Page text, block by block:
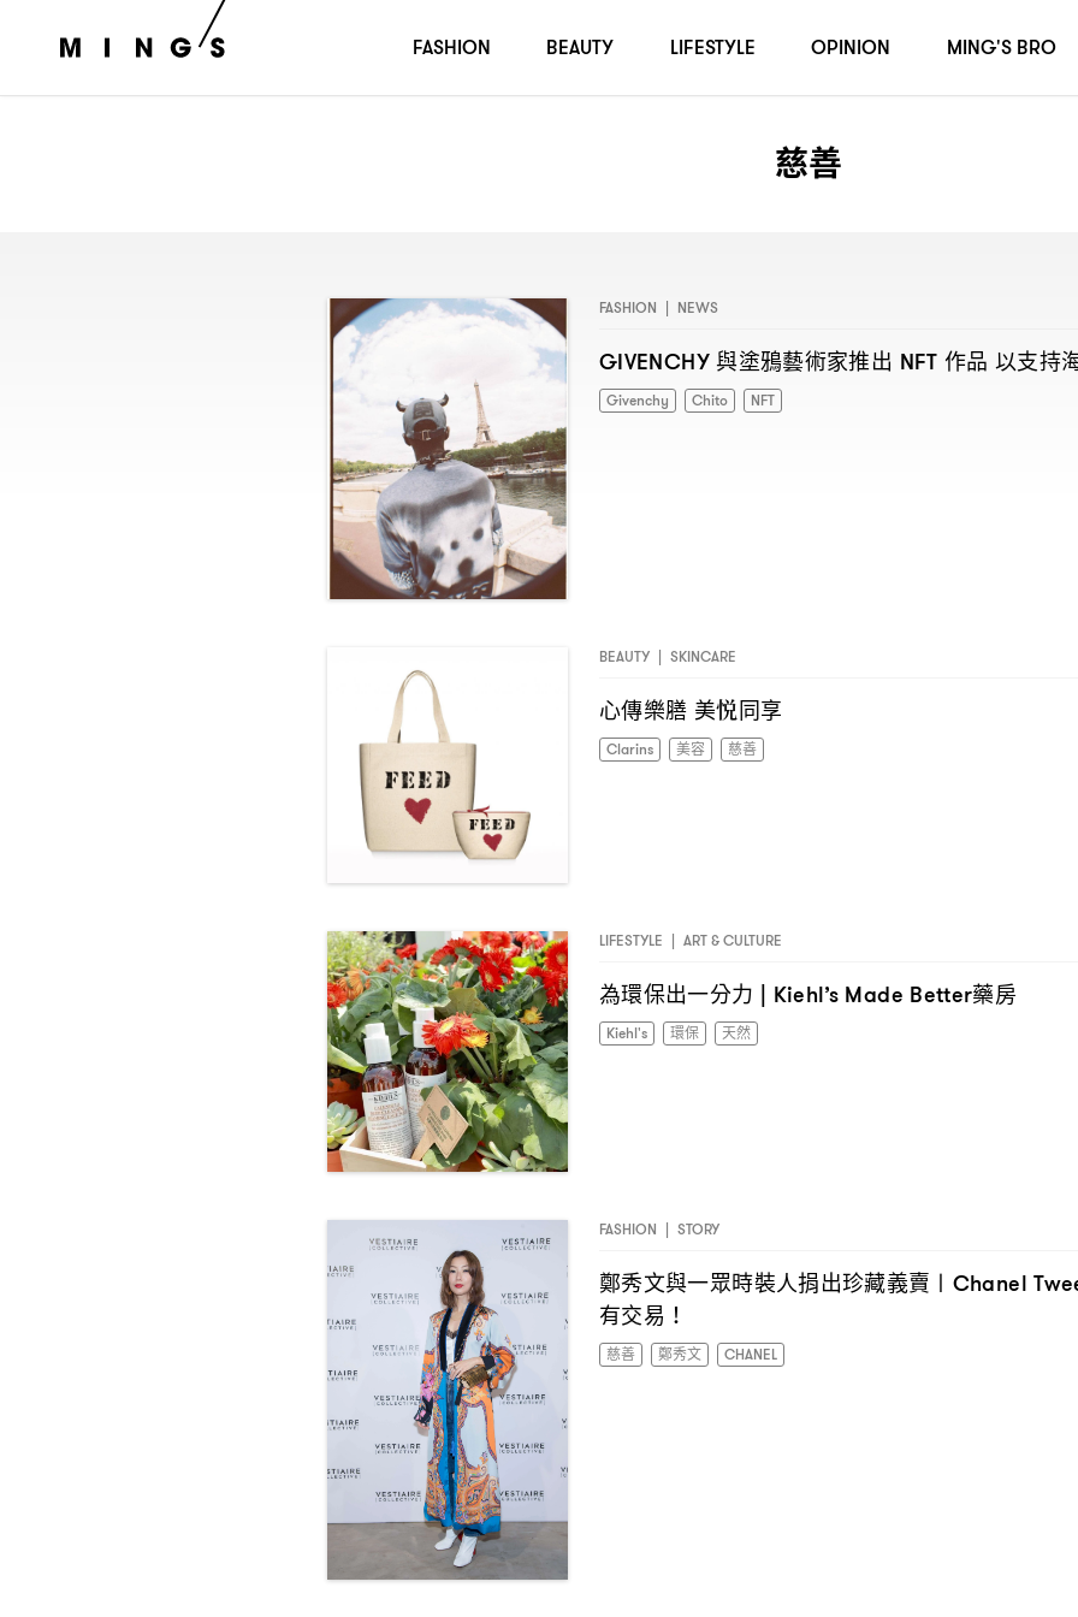
慈善
FASHION | NEWS
GIVENCHY與塗鴉藝術家推出 NFT 作品 以支持
Givenchy Chito NFT
BEAUTY | SKINCARE
心傳樂膳 美悦同享
Clarins 美容 慈善
LIFESTYLE | ART & CULTURE
為環保出一分力 | Kiehl’s Made Better藥房
Kiehl's 環保 天然
FASHION | STORY
鄭秀文與一眾時裝人捐出珍藏義賣〡 Chanel
有交易 ！
慈善 鄭秀文 CHANEL
FASHION BEAUTY LIFESTYLE OPINION MING'S BRO